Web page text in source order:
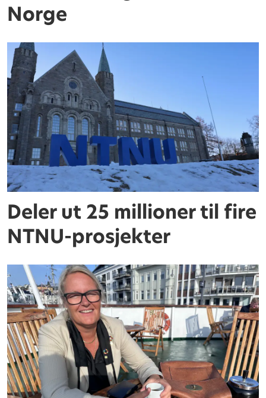
Norge
Deler ut 25 millioner til fire
NTNU-prosjekter